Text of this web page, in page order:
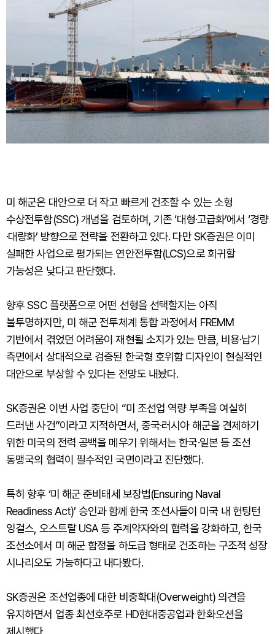
미 해군은 대안으로 더 작고 빠르게 건조할 수 있는 소형
수상전투함(SSC) 개념을 검토하며, 기존 ‘대형·고급화’에서 ‘경량
·대량화’ 방향으로 전략을 전환하고 있다. 다만 SK증권은 이미
실패한 사업으로 평가되는 연안전투함(LCS)으로 회귀할
가능성은 낮다고 판단했다.
향후 SSC 플랫폼으로 어떤 선형을 선택할지는 아직
불투명하지만, 미 해군 전투체계 통합 과정에서 FREMM
기반에서 겪었던 어려움이 재현될 소지가 있는 만큼, 비용·납기
측면에서 상대적으로 검증된 한국형 호위함 디자인이 현실적인
대안으로 부상할 수 있다는 전망도 내놨다.
SK증권은 이번 사업 중단이 “미 조선업 역량 부족을 여실히
드러낸 사건”이라고 지적하면서, 중국·러시아 해군을 견제하기
위한 미국의 전력 공백을 메우기 위해서는 한국·일본 등 조선
동맹국의 협력이 필수적인 국면이라고 진단했다.
특히 향후 ‘미 해군 준비태세 보장법(Ensuring Naval
Readiness Act)’ 승인과 함께 한국 조선사들이 미국 내 헌팅턴
잉걸스, 오스트랄 USA 등 주계약자와의 협력을 강화하고, 한국
조선소에서 미 해군 함정을 하도급 형태로 건조하는 구조적 성장
시나리오도 가능하다고 내다봤다.
SK증권은 조선업종에 대한 비중확대(Overweight) 의견을
유지하면서 업종 최선호주로 HD현대중공업과 한화오션을